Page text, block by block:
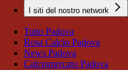
I siti del nostro network
Tutto Padova
Rosa Calcio Padova
News Padova
Calciomercato Padova